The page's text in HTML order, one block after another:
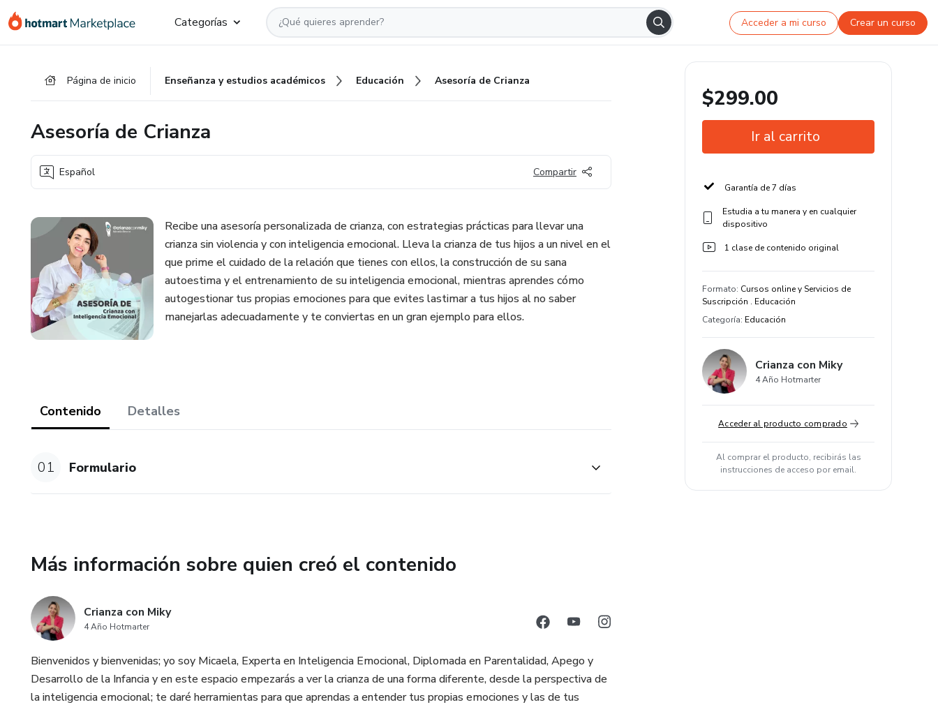
Categorías Acceder a mi curso Crear un curso
Página de inicio Enseñanza y estudios académicos Educación Asesoría de Crianza
Asesoría de Crianza
Español Compartir
Recibe una asesoría personalizada de crianza, con estrategias prácticas para llevar una
crianza sin violencia y con inteligencia emocional. Lleva la crianza de tus hijos a un nivel en el
que prime el cuidado de la relación que tienes con ellos, la construcción de su sana
autoestima y el entrenamiento de su inteligencia emocional, mientras aprendes cómo
autogestionar tus propias emociones para que evites lastimar a tus hijos al no saber
manejarlas adecuadamente y te conviertas en un gran ejemplo para ellos.
Contenido Detalles
01 Formulario
Más información sobre quien creó el contenido
Crianza con Miky
4 Año Hotmarter
Bienvenidos y bienvenidas; yo soy Micaela, Experta en Inteligencia Emocional, Diplomada en Parentalidad, Apego y
Desarrollo de la Infancia y en este espacio empezarás a ver la crianza de una forma diferente, desde la perspectiva de
la inteligencia emocional; te daré herramientas para que aprendas a entender tus propias emociones y las de tus
$299.00
Ir al carrito
Garantía de 7 días
Estudia a tu manera y en cualquier
dispositivo
1 clase de contenido original
Formato: Cursos online y Servicios de
Suscripción . Educación
Categoría: Educación
Crianza con Miky
4 Año Hotmarter
Acceder al producto comprado
Al comprar el producto, recibirás las
instrucciones de acceso por email.